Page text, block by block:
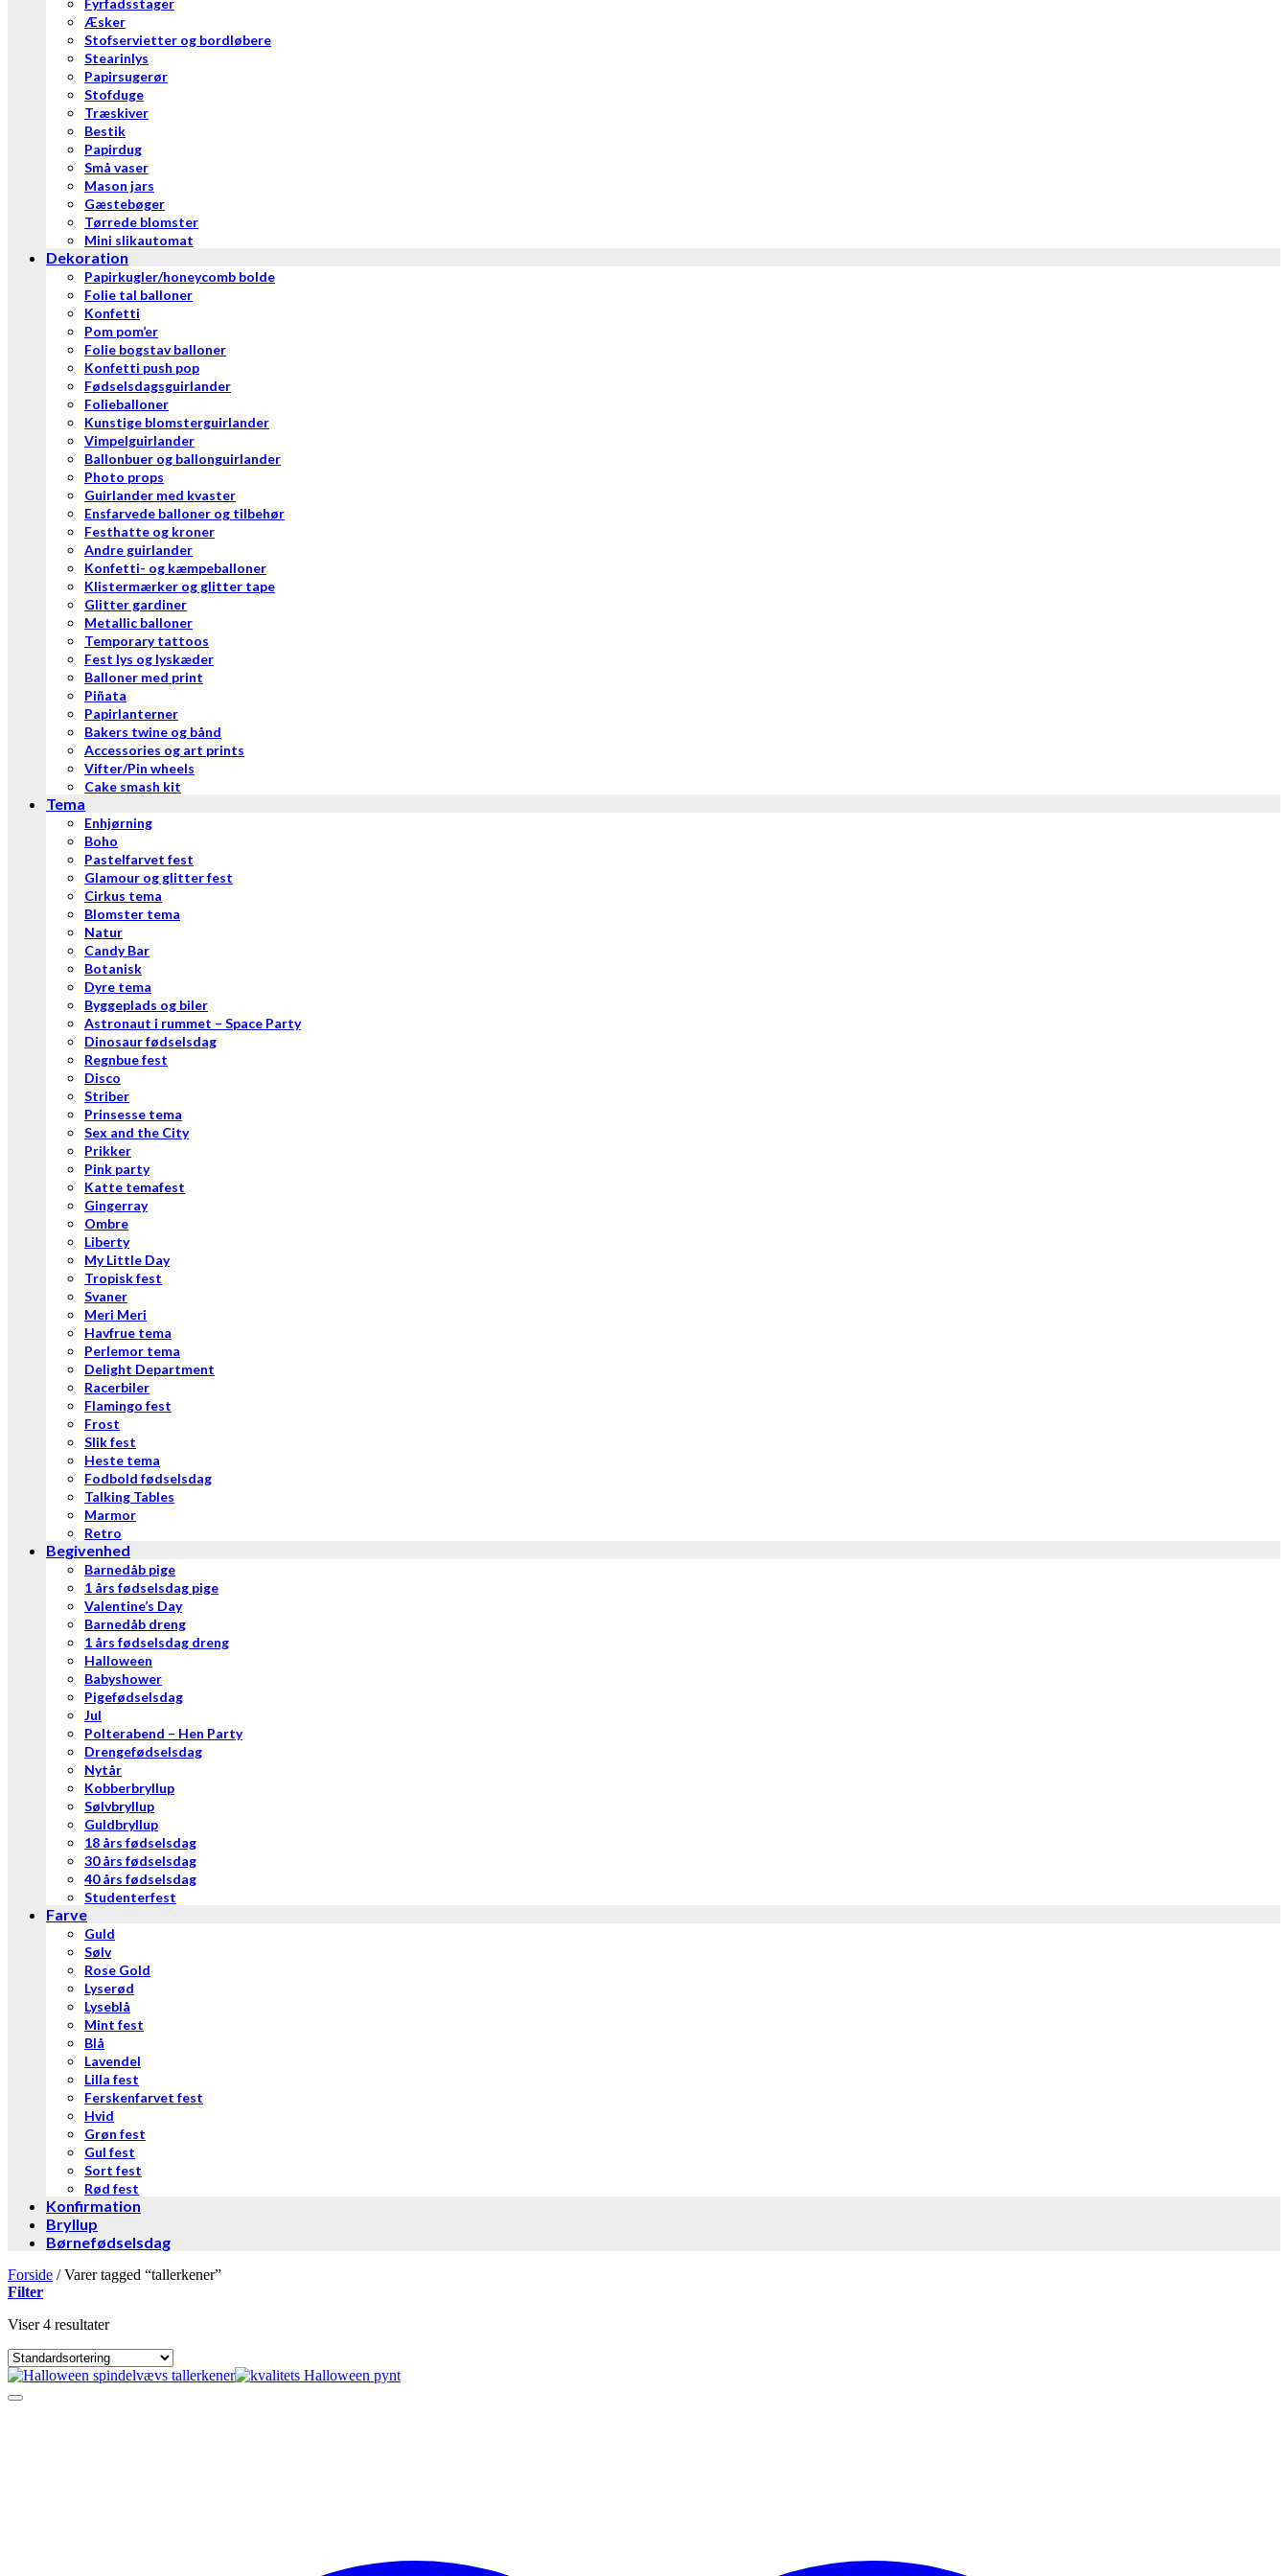
Fyrfadsstager
Æsker
Stofservietter og bordløbere
Stearinlys
Papirsugerør
Stofduge
Træskiver
Bestik
Papirdug
Små vaser
Mason jars
Gæstebøger
Tørrede blomster
Mini slikautomat
Dekoration
Papirkugler/honeycomb bolde
Folie tal balloner
Konfetti
Pom pom’er
Folie bogstav balloner
Konfetti push pop
Fødselsdagsguirlander
Folieballoner
Kunstige blomsterguirlander
Vimpelguirlander
Ballonbuer og ballonguirlander
Photo props
Guirlander med kvaster
Ensfarvede balloner og tilbehør
Festhatte og kroner
Andre guirlander
Konfetti- og kæmpeballoner
Klistermærker og glitter tape
Glitter gardiner
Metallic balloner
Temporary tattoos
Fest lys og lyskæder
Balloner med print
Piñata
Papirlanterner
Bakers twine og bånd
Accessories og art prints
Vifter/Pin wheels
Cake smash kit
Tema
Enhjørning
Boho
Pastelfarvet fest
Glamour og glitter fest
Cirkus tema
Blomster tema
Natur
Candy Bar
Botanisk
Dyre tema
Byggeplads og biler
Astronaut i rummet – Space Party
Dinosaur fødselsdag
Regnbue fest
Disco
Striber
Prinsesse tema
Sex and the City
Prikker
Pink party
Katte temafest
Gingerray
Ombre
Liberty
My Little Day
Tropisk fest
Svaner
Meri Meri
Havfrue tema
Perlemor tema
Delight Department
Racerbiler
Flamingo fest
Frost
Slik fest
Heste tema
Fodbold fødselsdag
Talking Tables
Marmor
Retro
Begivenhed
Barnedåb pige
1 års fødselsdag pige
Valentine’s Day
Barnedåb dreng
1 års fødselsdag dreng
Halloween
Babyshower
Pigefødselsdag
Jul
Polterabend – Hen Party
Drengefødselsdag
Nytår
Kobberbryllup
Sølvbryllup
Guldbryllup
18 års fødselsdag
30 års fødselsdag
40 års fødselsdag
Studenterfest
Farve
Guld
Sølv
Rose Gold
Lyserød
Lyseblå
Mint fest
Blå
Lavendel
Lilla fest
Ferskenfarvet fest
Hvid
Grøn fest
Gul fest
Sort fest
Rød fest
Konfirmation
Bryllup
Børnefødselsdag
Forside /Varer tagged “tallerkener”
Filter
Viser 4 resultater